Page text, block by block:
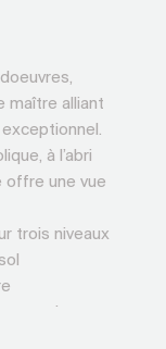
maître alliant
à l’abri
offre une vue
trois niveaux
Les